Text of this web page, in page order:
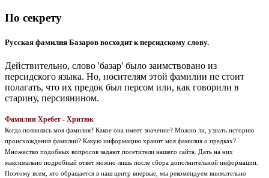
По секрету
Русская фамилия Базаров восходит к персидскому слову.
Действительно, слово 'базар' было заимствовано из
персидского языка. Но, носителям этой фамилии не стоит
полагать, что их предок был персом или, как говорили в
старину, персиянином.
Фамилии Хребет - Хритюк
Когда появилась моя фамилия? Какое она имеет значение? Можно ли, узнать историю
происхождения фамилии? Какую информацию хранит моя фамилия о предках?
Множество подобных вопросов задают посетители нашего сайта. Дать на них
максимально подробный ответ можно лишь после сбора дополнительной информации.
Поэтому всем, кто обращается в наш центр впервые, мы рекомендуем внимательно